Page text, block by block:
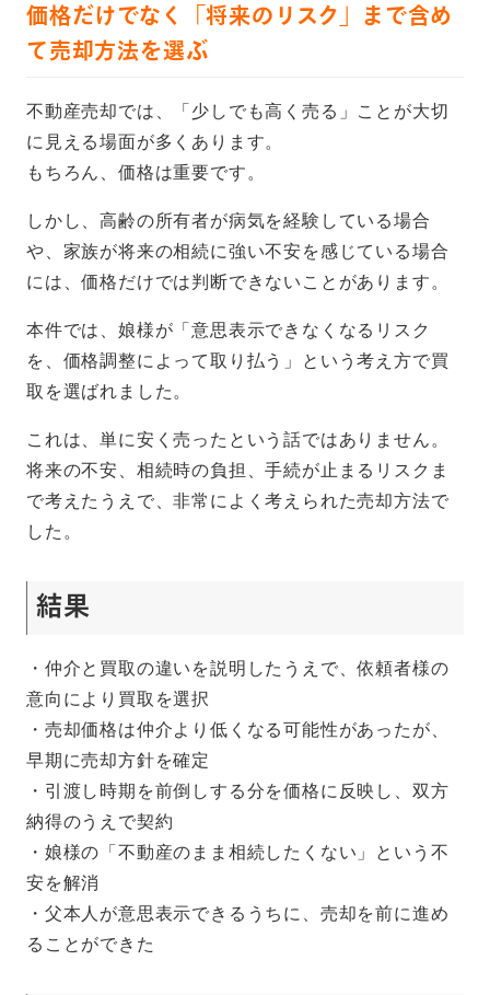
価格だけでなく「将来のリスク」まで含め
て売却方法を選ぶ
不動産売却では、「少しでも高く売る」ことが大切
に見える場面が多くあります。
もちろん、価格は重要です。
しかし、高齢の所有者が病気を経験している場合
や、家族が将来の相続に強い不安を感じている場合
には、価格だけでは判断できないことがあります。
本件では、娘様が「意思表示できなくなるリスク
を、価格調整によって取り払う」という考え方で買
取を選ばれました。
これは、単に安く売ったという話ではありません。
将来の不安、相続時の負担、手続が止まるリスクま
で考えたうえで、非常によく考えられた売却方法で
した。
結果
・仲介と買取の違いを説明したうえで、依頼者様の
意向により買取を選択
・売却価格は仲介より低くなる可能性があったが、
早期に売却方針を確定
・引渡し時期を前倒しする分を価格に反映し、双方
納得のうえで契約
・娘様の「不動産のまま相続したくない」という不
安を解消
・父本人が意思表示できるうちに、売却を前に進め
ることができた